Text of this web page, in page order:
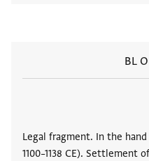
BL
Legal fragment. In the
1100–1138 CE).